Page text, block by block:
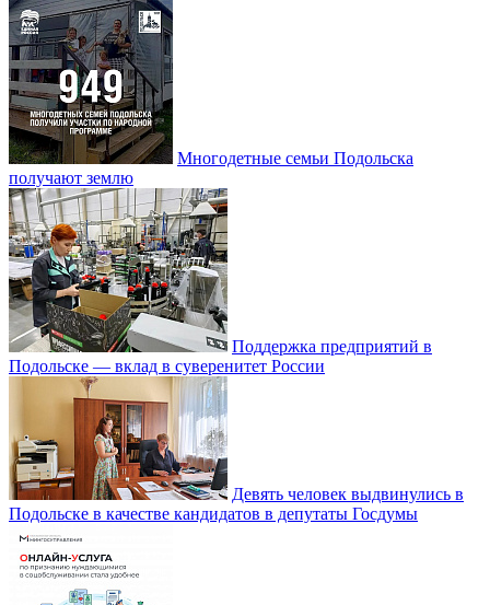
Многодетные семьи Подольска
получают землю
Поддержка предприятий в
Подольске — вклад в суверенитет России
Девять человек выдвинулись в
Подольске в качестве кандидатов в депутаты Госдумы